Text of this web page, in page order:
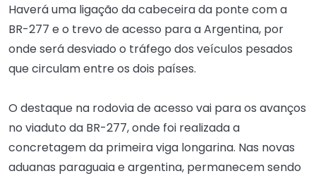
Haverá uma ligação da cabeceira da ponte com a
BR-277 e o trevo de acesso para a Argentina, por
onde será desviado o tráfego dos veículos pesados
que circulam entre os dois países.
O destaque na rodovia de acesso vai para os avanços
no viaduto da BR-277, onde foi realizada a
concretagem da primeira viga longarina. Nas novas
aduanas paraguaia e argentina, permanecem sendo